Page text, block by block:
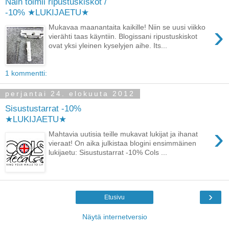
-10% ★LUKIJAETU★
›
Mukavaa maanantaita kaikille! Niin se uusi viikko
vierähti taas käyntiin. Blogissani ripustuskiskot
ovat yksi yleinen kyselyjen aihe. Its...
1 kommentti:
perjantai 24. elokuuta 2012
Sisustustarrat -10%
★LUKIJAETU★
›
Mahtavia uutisia teille mukavat lukijat ja ihanat
vieraat! On aika julkistaa blogini ensimmäinen
lukijaetu: Sisustustarrat -10% Cols ...
›
Etusivu
Näytä internetversio